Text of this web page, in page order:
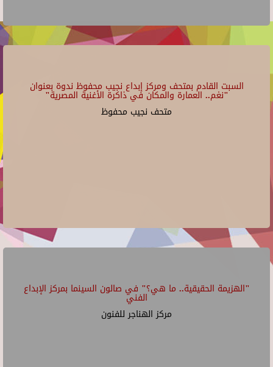
السبت القادم بمتحف ومركز إبداع نجيب محفوظ ندوة بعنوان
"نغم.. العمارة والمكان في ذاكرة الأغنية المصرية"
متحف نجيب محفوظ
"الهزيمة الحقيقية.. ما هي؟" في صالون السينما بمركز الإبداع
الفني
مركز الهناجر للفنون